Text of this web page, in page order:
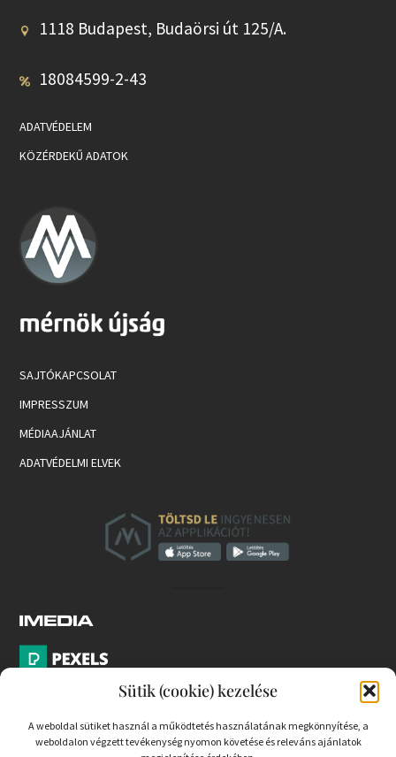
Sütik (cookie) kezelése
A weboldal sütiket használ a működtetés használatának megkönnyítése, a
weboldalon végzett tevékenység nyomon követése és releváns ajánlatok
1118 Budapest, Budaörsi út 125/A.
18084599-2-43
ADATVÉDELEM
KÖZÉRDEKŰ ADATOK
SAJTÓKAPCSOLAT
IMPRESSZUM
MÉDIAAJÁNLAT
ADATVÉDELMI ELVEK
PARTNEREK